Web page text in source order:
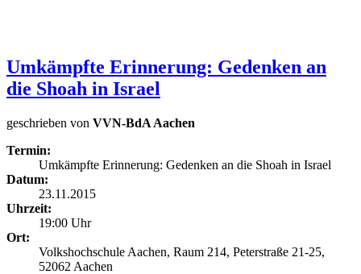
Umkämpfte Erinnerung: Gedenken an
die Shoah in Israel
geschrieben von VVN-BdA Aachen
Termin:
Umkämpfte Erinnerung: Gedenken an die Shoah in Israel
Datum:
23.11.2015
Uhrzeit:
19:00 Uhr
Ort:
Volkshochschule Aachen, Raum 214, Peterstraße 21-25,
52062 Aachen